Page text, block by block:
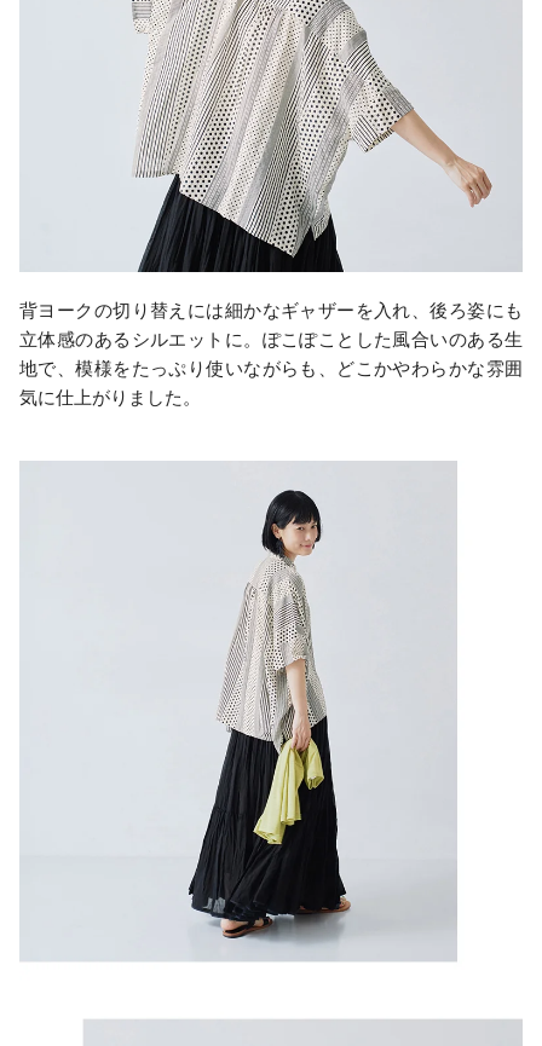
背ヨークの切り替えには細かなギャザーを入れ、後ろ姿にも
立体感のあるシルエットに。ぽこぽことした風合いのある生
地で、模様をたっぷり使いながらも、どこかやわらかな雰囲
気に仕上がりました。